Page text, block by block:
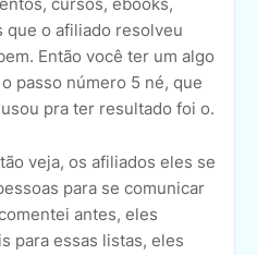
que o afiliado resolveu
Então você ter um algo
passo número 5 né, que
pra ter resultado foi o.
veja, os afiliados eles se
para se comunicar
antes, eles
para essas listas, eles